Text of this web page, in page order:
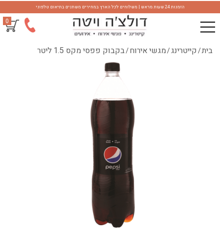
הזמנות 24 שעות מראש | משלוחים לכל הארץ במחירים משתנים בתיאום טלפוני
0
בית/קייטרינג/מגשי אירוח/בקבוק פפסי מקס 1.5 ליטר